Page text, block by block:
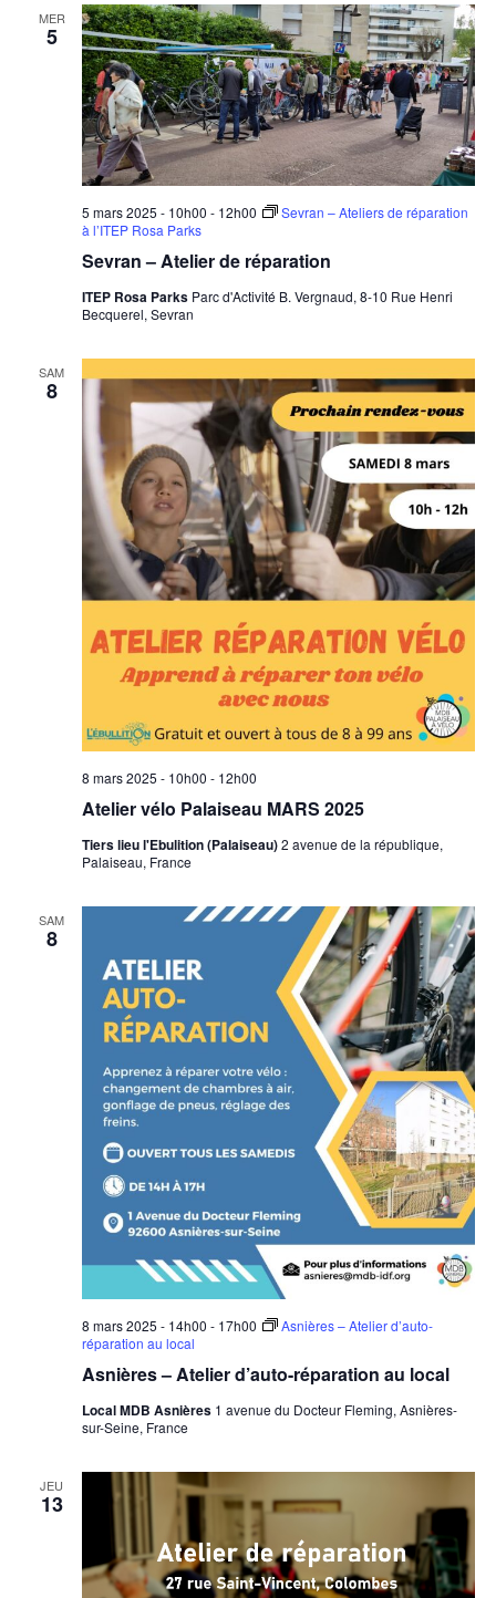
MER
5
Sevran – Atelier de réparation
5 mars 2025 - 10h00 - 12h00
Sevran – Ateliers de réparation
à l’ITEP Rosa Parks
ITEP Rosa Parks Parc d'Activité B. Vergnaud, 8-10 Rue Henri
Becquerel, Sevran
SAM
8
Atelier vélo Palaiseau MARS 2025
8 mars 2025 - 10h00 - 12h00
Tiers lieu l'Ebulition (Palaiseau)2 avenue de la république,
Palaiseau, France
SAM
8
Asnières – Atelier d’auto-réparation au local
8 mars 2025 - 14h00 - 17h00
Asnières – Atelier d’auto-
réparation au local
Local MDB Asnières 1 avenue du Docteur Fleming, Asnières-
sur-Seine, France
JEU
13